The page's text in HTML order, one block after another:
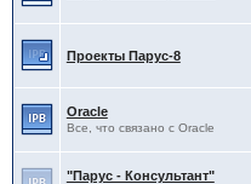
Проекты Паруc-8
Oracle
Все, что связано с Oracle
"Парус - Консультант"